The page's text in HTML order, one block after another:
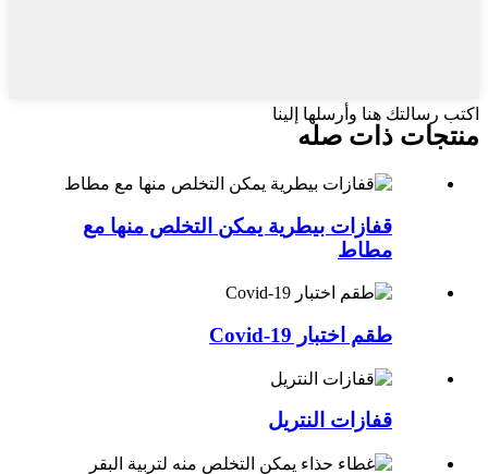
اكتب رسالتك هنا وأرسلها إلينا
منتجات ذات صله
قفازات بيطرية يمكن التخلص منها مع
مطاط
طقم اختبار Covid-19
قفازات النتريل